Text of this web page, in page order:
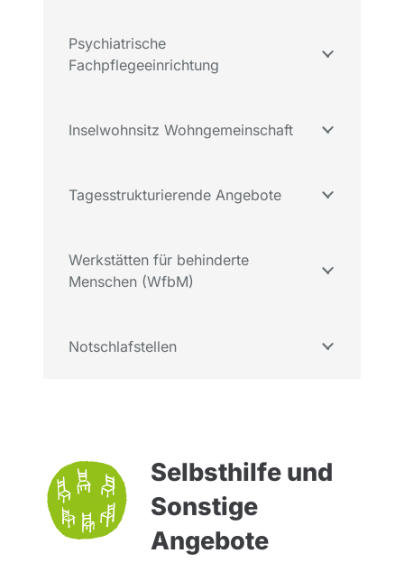
Psychiatrische
Fachpflegeeinrichtung
Inselwohnsitz Wohngemeinschaft
Tagesstrukturierende Angebote
Werkstätten für behinderte
Menschen (WfbM)
Notschlafstellen
Selbsthilfe und
Sonstige
Angebote